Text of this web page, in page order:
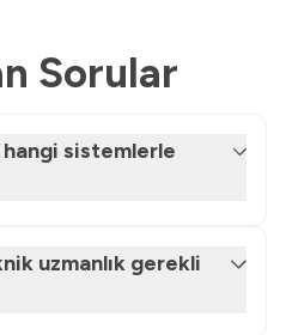
Sorular
hangi sistemlerle
uzmanlık gerekli